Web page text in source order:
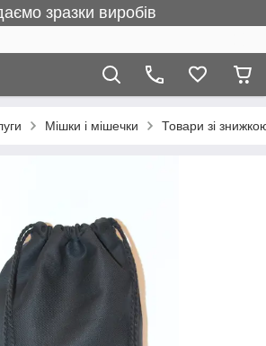
зразки виробів
Мішки і мішечки Товари зі